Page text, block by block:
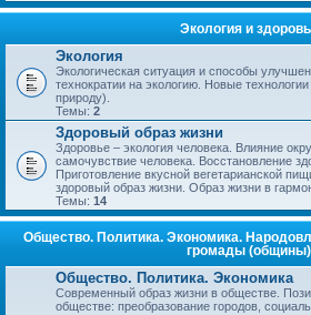
Экология и
Экология
Экологическая ситуация и способы
технократии на экологию. Новые
природу).
Темы: 2
Здоровый образ жизни
Здоровье – экология человека. Влияние
самочувствие человека. Восстановление
Приготовление вкусной вегетарианской
здоровый образ жизни. Образ жизни в
Темы: 14
Общество. Политика. Экономика.
громады (общины)
Общество. Политика. Экономика
Современный образ жизни в обществе.
обществе: преобразование городов,